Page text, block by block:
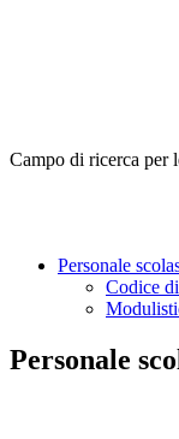
Campo di ricerca per
Personale
Codice
Personale